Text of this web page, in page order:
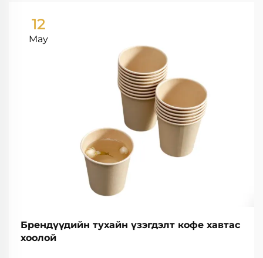
12
May
Брендүүдийн тухайн үзэгдэлт кофе хавтас
хоолой